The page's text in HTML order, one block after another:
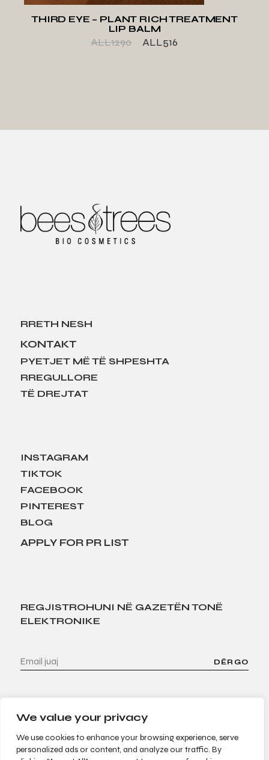
We value your privacy
We use cookies to enhance your browsing experience, serve
personalized ads or content, and analyze our traffic. By
THIRD EYE – PLANT RICH TREATMENT
LIP BALM
ALL1290 ALL516
RRETH NESH
KONTAKT
PYETJET MË TË SHPESHTA
RREGULLORE
TË DREJTAT
INSTAGRAM
TIKTOK
FACEBOOK
PINTEREST
BLOG
APPLY FOR PR LIST
REGJISTROHUNI NË GAZETËN TONË
ELEKTRONIKE
DËRGO